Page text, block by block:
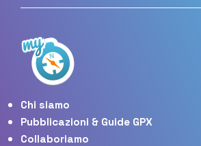
Chi siamo
Pubblicazioni & Guide GPX
Collaboriamo